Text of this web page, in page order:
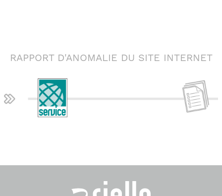
RAPPORT D'ANOMALIE DU SITE INTERNET